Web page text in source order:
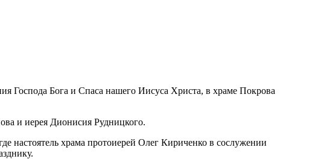
Господа Бога и Спаса нашего Иисуса Христа, в храме Покрова
и иерея Дионисия Рудницкого.
настоятель храма протоиерей Олег Кириченко в сослужении